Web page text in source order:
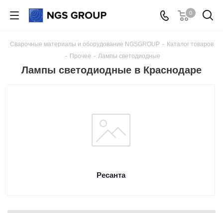
0
Сварочные материалы и оборудование NGSGROUP - Каталог товаров
- Прочее - Лампы светодиодные
Лампы светодиодные в Краснодаре
Ресанта